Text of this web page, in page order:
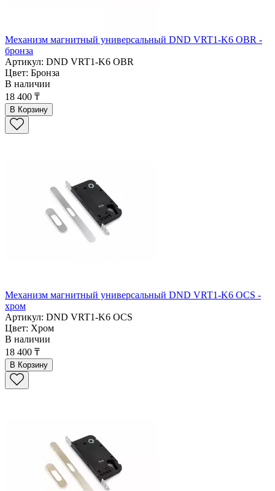
Механизм магнитный универсальный DND VRT1-K6 OBR -
бронза
Артикул: DND VRT1-K6 OBR
Цвет: Бронза
В наличии
18 400 ₸
В Корзину
Механизм магнитный универсальный DND VRT1-K6 OCS -
хром
Артикул: DND VRT1-K6 OCS
Цвет: Хром
В наличии
18 400 ₸
В Корзину